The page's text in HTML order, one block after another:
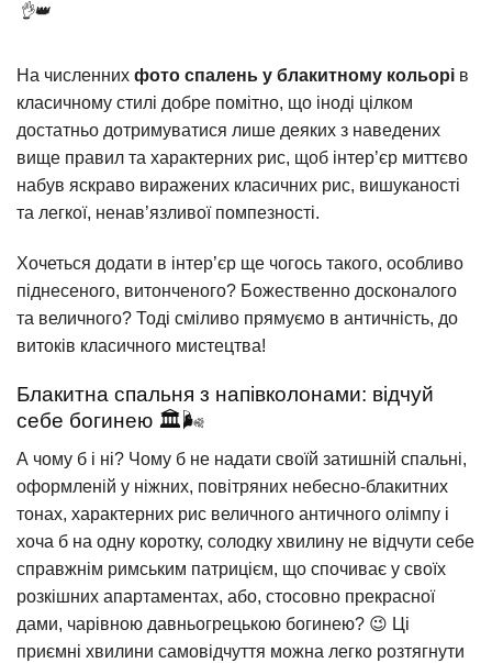
👌👑
На численних фото спалень у блакитному кольорі в
класичному стилі добре помітно, що іноді цілком
достатньо дотримуватися лише деяких з наведених
вище правил та характерних рис, щоб інтер’єр миттєво
набув яскраво виражених класичних рис, вишуканості
та легкої, ненав’язливої помпезності.
Хочеться додати в інтер’єр ще чогось такого, особливо
піднесеного, витонченого? Божественно досконалого
та величного? Тоді сміливо прямуємо в античність, до
витоків класичного мистецтва!
Блакитна спальня з напівколонами: відчуй
себе богинею 🏛️🌬️
А чому б і ні? Чому б не надати своїй затишній спальні,
оформленій у ніжних, повітряних небесно-блакитних
тонах, характерних рис величного античного олімпу і
хоча б на одну коротку, солодку хвилину не відчути себе
справжнім римським патрицієм, що спочиває у своїх
розкішних апартаментах, або, стосовно прекрасної
дами, чарівною давньогрецькою богинею? 😉 Ці
приємні хвилини самовідчуття можна легко розтягнути